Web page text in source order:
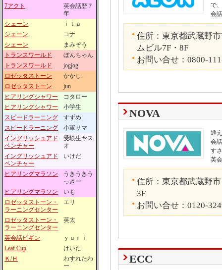
7アクト
英会話歴７
年
シェーン
ｉｔａ
シェーン
コナ
シェーン
まみぞう
トランスワールド
ぼんちゃん
トランスワールド
jogjog
ロゼッタストーン
かかし
ロゼッタストーン
jun
ヒアリングシャワー
コタロー
ヒアリングシャワー
小学生
スピードラーニング
すずめ
スピードラーニング
小軍サマ
イングリッシュアド
ベンチャー
受験生ヤス
オ
イングリッシュアド
ベンチャー
いけだ
ヒアリングマラソン
うきうきう
っきー
ヒアリングマラソン
いも
ロゼッタストーン・
ラーニングセンター
エリ
ロゼッタストーン・
ラーニングセンター
英太
英会話ビギン
ｙｕｒｉ
Leaf Cup
けいた
Ｋ/Ｈ
わすれたわ
ー
で
会
住所：東京都武蔵野
ムビル7F・8F
お問い合せ：0800-
NOVA
通
会
す
英
住所：東京都武蔵野
3F
お問い合せ：0120-
ECC